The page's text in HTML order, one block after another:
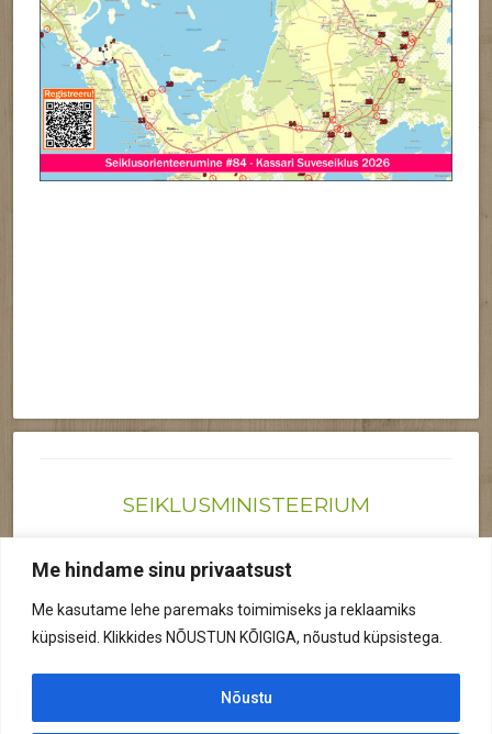
Me hindame sinu privaatsust
Me kasutame lehe paremaks toimimiseks ja reklaamiks
küpsiseid. Klikkides NÕUSTUN KÕIGIGA, nõustud küpsistega.
Nõustu
SEIKLUSMINISTEERIUM
Reg nr: 12041719